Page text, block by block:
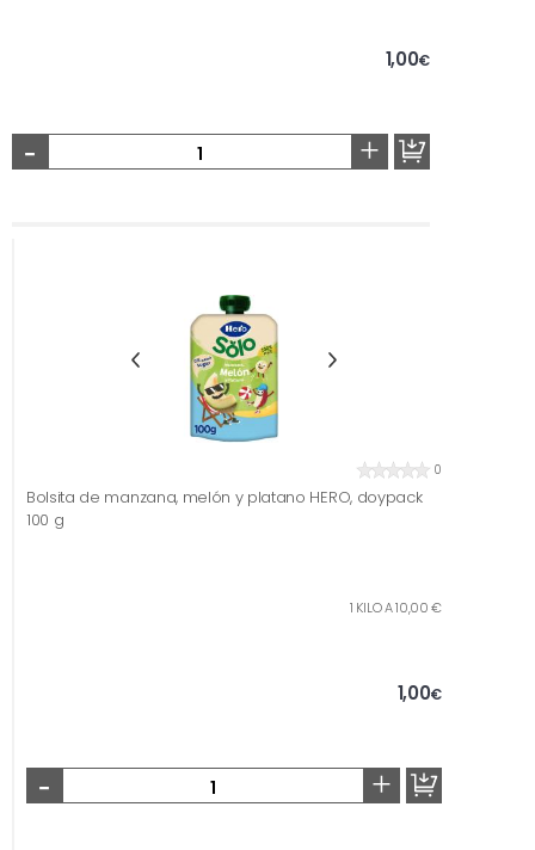
1,00€
- +
0
Bolsita de manzana, melón y platano HERO, doypack
100 g
1 KILO A 10,00 €
1,00€
- +